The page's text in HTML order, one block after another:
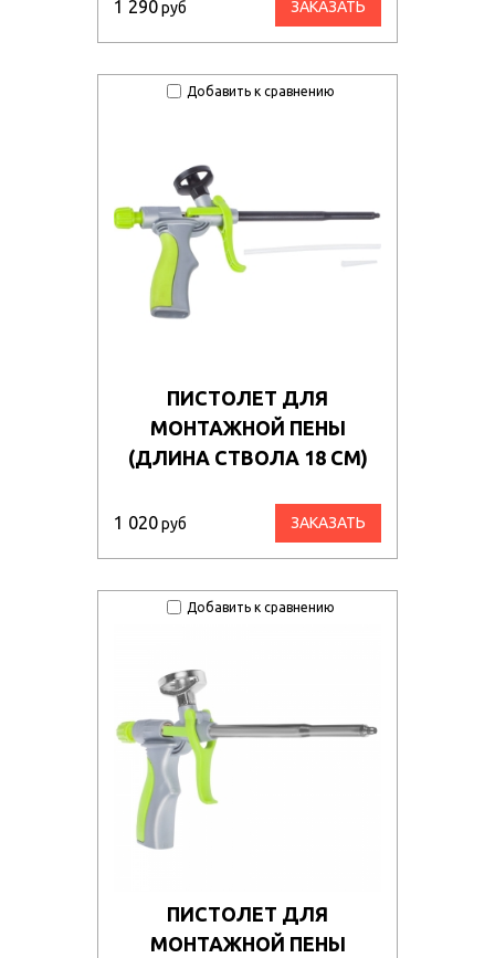
1 290руб ЗАКАЗАТЬ
Добавить к сравнению
ПИСТОЛЕТ ДЛЯ
МОНТАЖНОЙ ПЕНЫ
(ДЛИНА СТВОЛА 18 СМ)
1 020руб ЗАКАЗАТЬ
Добавить к сравнению
ПИСТОЛЕТ ДЛЯ
МОНТАЖНОЙ ПЕНЫ